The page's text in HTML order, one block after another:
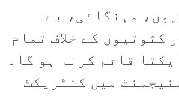
مہنگائی، بے
کٹوتیوں کے خلاف تمام
قائم کرنا ہو گا۔
میں کنٹریکٹ